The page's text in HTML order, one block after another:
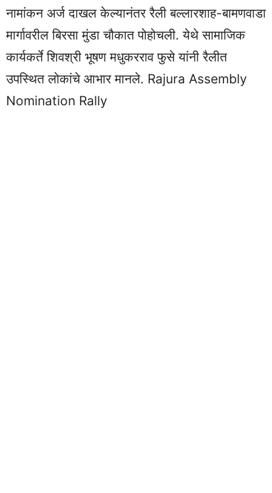
नामांकन अर्ज दाखल केल्यानंतर रैली बल्लारशाह-बामणवाडा
मार्गावरील बिरसा मुंडा चौकात पोहोचली. येथे सामाजिक
कार्यकर्ते शिवश्री भूषण मधुकरराव फुसे यांनी रैलीत
उपस्थित लोकांचे आभार मानले. Rajura Assembly
Nomination Rally